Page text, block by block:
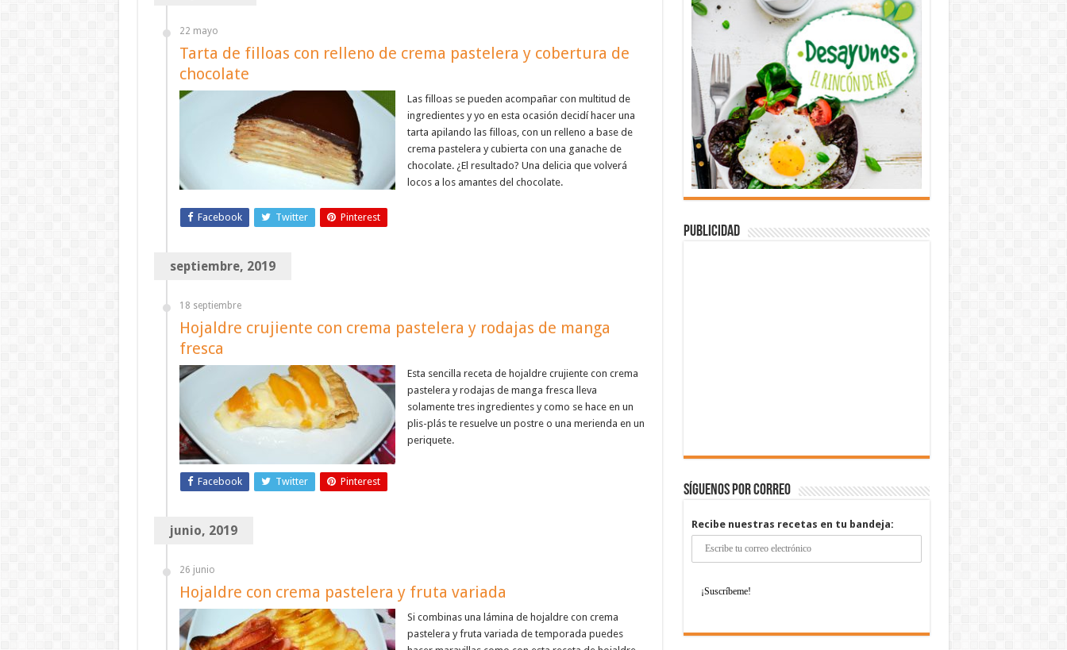
22 mayo
Tarta de filloas con relleno de crema pastelera y cobertura de
chocolate
Las filloas se pueden acompañar con multitud de
ingredientes y yo en esta ocasión decidí hacer una
tarta apilando las filloas, con un relleno a base de
crema pastelera y cubierta con una ganache de
chocolate. ¿El resultado? Una delicia que volverá
locos a los amantes del chocolate.
Facebook Twitter Pinterest
septiembre, 2019
18 septiembre
Hojaldre crujiente con crema pastelera y rodajas de manga
fresca
Esta sencilla receta de hojaldre crujiente con crema
pastelera y rodajas de manga fresca lleva
solamente tres ingredientes y como se hace en un
plis-plás te resuelve un postre o una merienda en un
periquete.
Facebook Twitter Pinterest
junio, 2019
26 junio
Hojaldre con crema pastelera y fruta variada
Si combinas una lámina de hojaldre con crema
pastelera y fruta variada de temporada puedes
Publicidad
Síguenos por correo
Recibe nuestras recetas en tu bandeja: